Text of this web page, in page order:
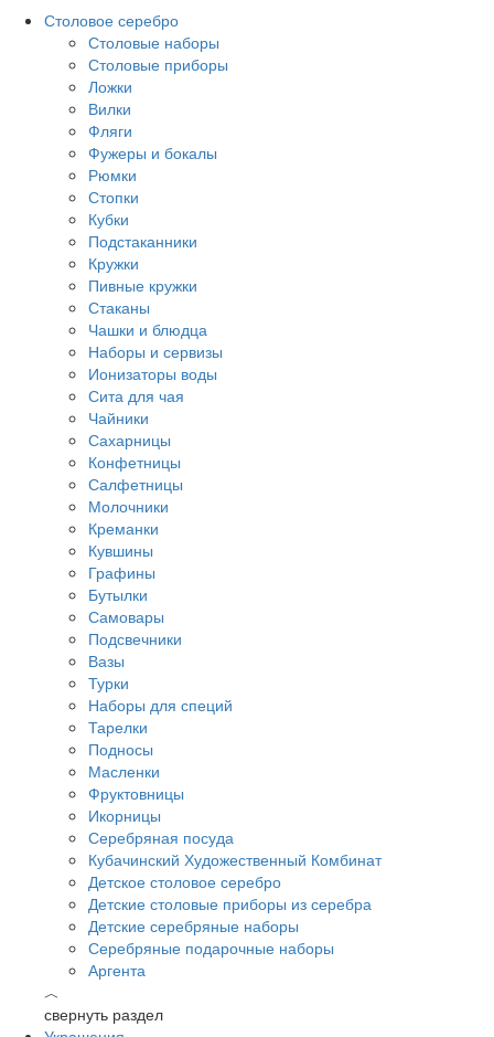
Столовое серебро
Столовые наборы
Столовые приборы
Ложки
Вилки
Фляги
Фужеры и бокалы
Рюмки
Стопки
Кубки
Подстаканники
Кружки
Пивные кружки
Стаканы
Чашки и блюдца
Наборы и сервизы
Ионизаторы воды
Сита для чая
Чайники
Сахарницы
Конфетницы
Салфетницы
Молочники
Креманки
Кувшины
Графины
Бутылки
Самовары
Подсвечники
Вазы
Турки
Наборы для специй
Тарелки
Подносы
Масленки
Фруктовницы
Икорницы
Серебряная посуда
Кубачинский Художественный Комбинат
Детское столовое серебро
Детские столовые приборы из серебра
Детские серебряные наборы
Серебряные подарочные наборы
Аргента
︿
свернуть раздел